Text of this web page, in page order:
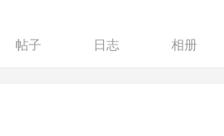
帖子 日志 相册